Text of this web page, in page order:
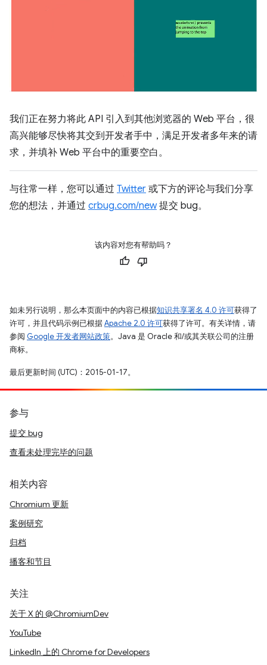
我们正在努力将此 API 引入到其他浏览器的 Web 平台，很
高兴能够尽快将其交到开发者手中，满足开发者多年来的请
求，并填补 Web 平台中的重要空白。
与往常一样，您可以通过 Twitter 或下方的评论与我们分享
您的想法，并通过 crbug.com/new提交 bug。
该内容对您有帮助吗？
如未另行说明，那么本页面中的内容已根据知识共享署名 4.0 许可获得了
许可，并且代码示例已根据Apache 2.0 许可获得了许可。有关详情，请
参阅 Google 开发者网站政策。Java 是 Oracle 和/或其关联公司的注册
商标。
最后更新时间 (UTC)：2015-01-17。
参与
提交 bug
查看未处理完毕的问题
相关内容
Chromium 更新
案例研究
归档
播客和节目
关注
关于 X 的 @ChromiumDev
YouTube
LinkedIn 上的 Chrome for Developers